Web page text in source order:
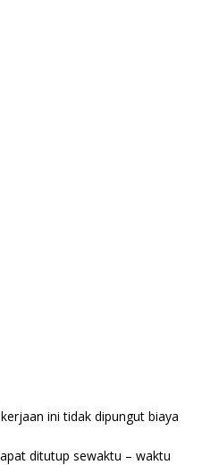
ini tidak dipungut biaya
ditutup sewaktu – waktu